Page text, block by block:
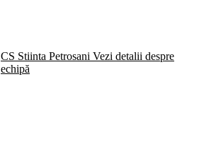
CS Stiinta Petrosani Vezi detalii despre
echipă